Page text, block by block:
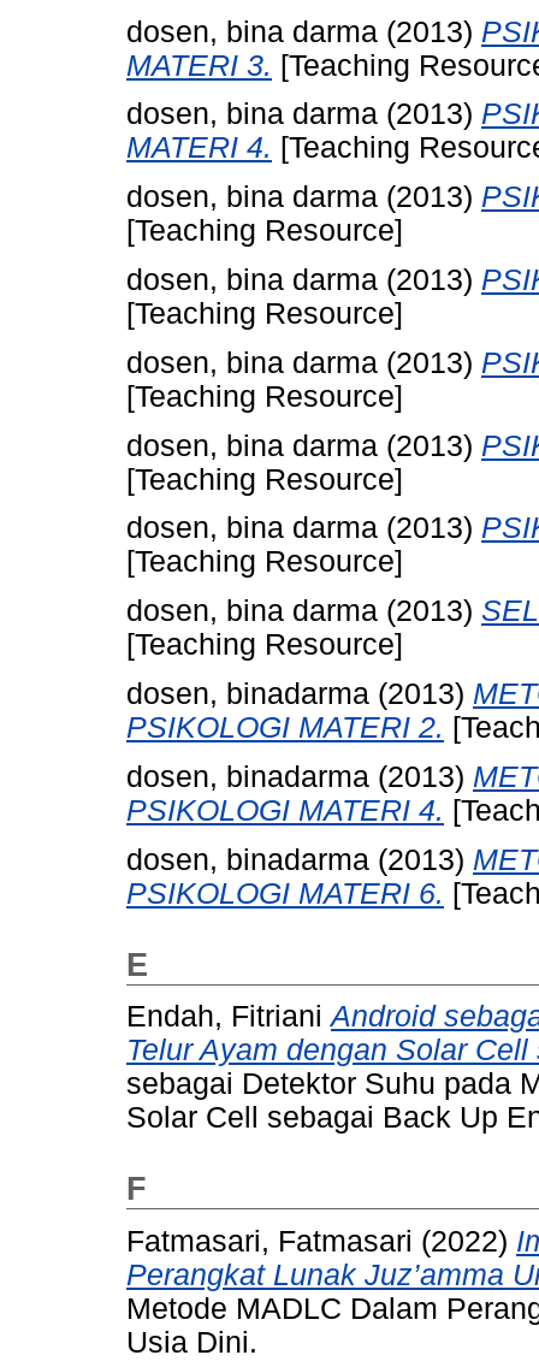
dosen, bina darma (2013)
MATERI 3. [Teaching
dosen, bina darma (2013)
MATERI 4. [Teaching
dosen, bina darma (2013)
[Teaching Resource]
dosen, bina darma (2013)
[Teaching Resource]
dosen, bina darma (2013)
[Teaching Resource]
dosen, bina darma (2013)
[Teaching Resource]
dosen, bina darma (2013)
[Teaching Resource]
dosen, bina darma (2013)
[Teaching Resource]
dosen, binadarma (2013)
PSIKOLOGI MATERI 2.
dosen, binadarma (2013)
PSIKOLOGI MATERI 4.
dosen, binadarma (2013)
PSIKOLOGI MATERI 6.
E
Endah, Fitriani Android
Telur Ayam dengan Solar
sebagai Detektor Suhu pada
Solar Cell sebagai Back Up
F
Fatmasari, Fatmasari (2022)
Perangkat Lunak Juz’amma
Metode MADLC Dalam
Usia Dini.